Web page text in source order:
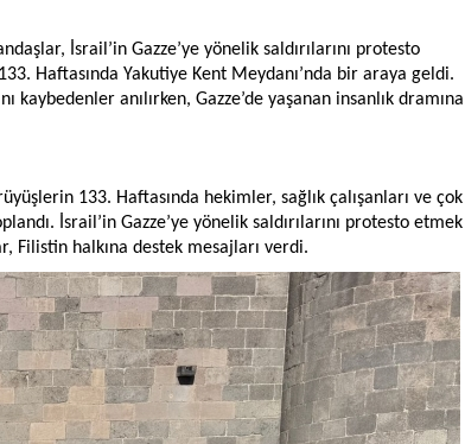
İsrail’in Gazze’ye yönelik saldırılarını protesto
Haftasında Yakutiye Kent Meydanı’nda bir araya geldi.
kaybedenler anılırken, Gazze’de yaşanan insanlık dramına
133. Haftasında hekimler, sağlık çalışanları ve çok
İsrail’in Gazze’ye yönelik saldırılarını protesto etmek
Filistin halkına destek mesajları verdi.